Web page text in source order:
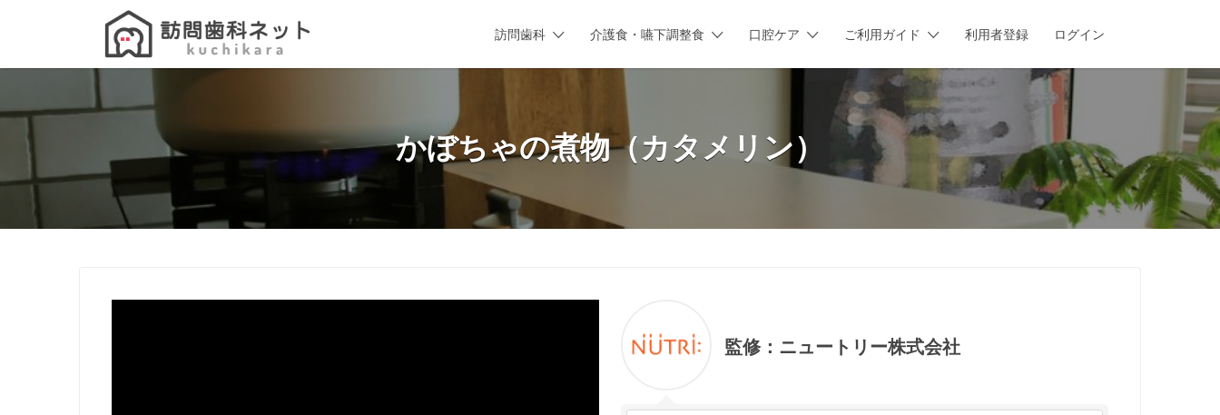
訪問歯科 介護食・嚥下調整食 口腔ケア ご利用ガイド 利用者登録 ログイン
Search
かぼちゃの煮物（カタメリン）
監修： ニュートリー株式会社